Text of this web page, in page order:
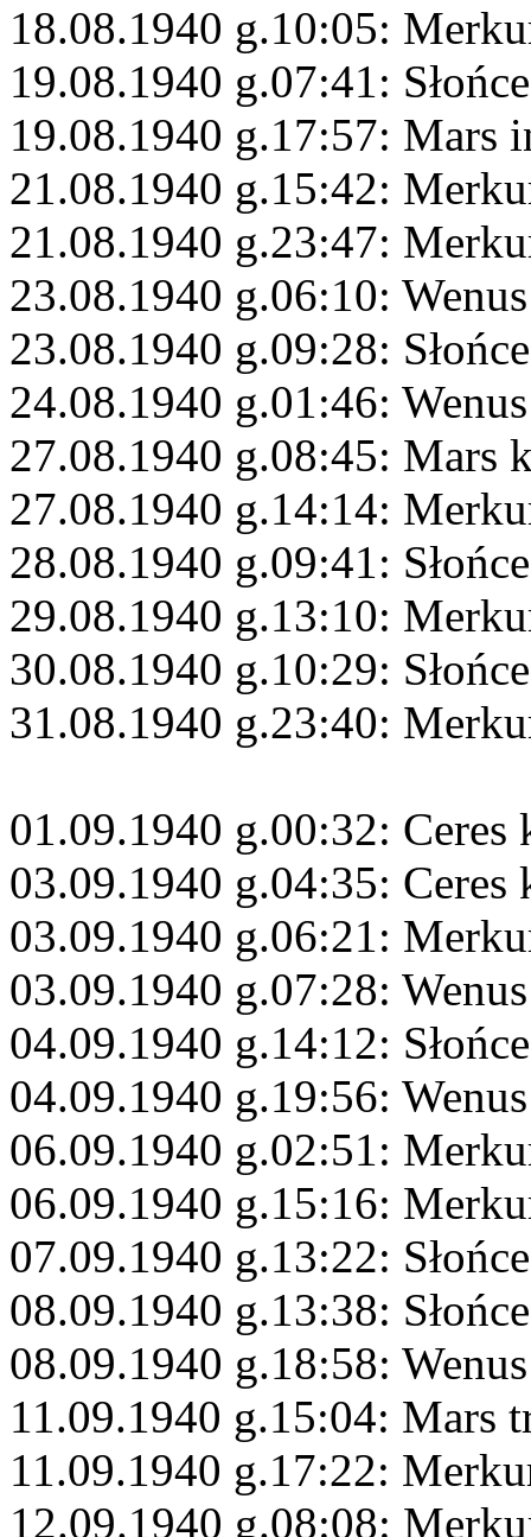
18.08.1940 g.10:05:
19.08.1940 g.07:41:
19.08.1940 g.17:57: Mars
21.08.1940 g.15:42:
21.08.1940 g.23:47:
23.08.1940 g.06:10:
23.08.1940 g.09:28:
24.08.1940 g.01:46:
27.08.1940 g.08:45: Mars
27.08.1940 g.14:14:
28.08.1940 g.09:41:
29.08.1940 g.13:10:
30.08.1940 g.10:29:
31.08.1940 g.23:40:
01.09.1940 g.00:32:
03.09.1940 g.04:35:
03.09.1940 g.06:21:
03.09.1940 g.07:28:
04.09.1940 g.14:12:
04.09.1940 g.19:56:
06.09.1940 g.02:51:
06.09.1940 g.15:16:
07.09.1940 g.13:22:
08.09.1940 g.13:38:
08.09.1940 g.18:58:
11.09.1940 g.15:04: Mars
11.09.1940 g.17:22:
12.09.1940 g.08:08: